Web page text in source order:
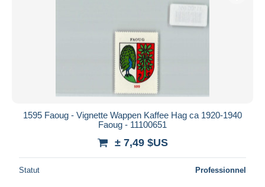
1595 Faoug - Vignette Wappen Kaffee Hag ca 1920-1940
Faoug - 11100651
± 7,49 $US
Statut Professionnel